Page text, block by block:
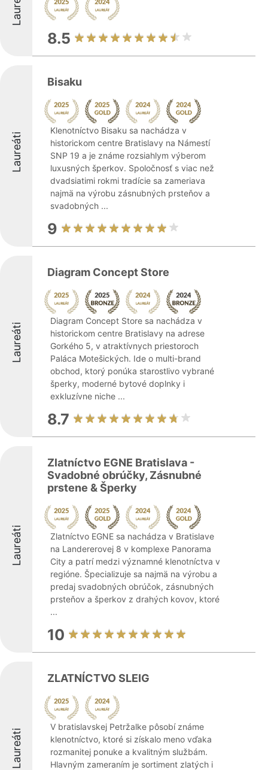
8.5
Laureáti
Bisaku
Klenotníctvo Bisaku sa nachádza v
historickom centre Bratislavy na Námestí
SNP 19 a je známe rozsiahlym výberom
luxusných šperkov. Spoločnosť s viac než
dvadsiatimi rokmi tradície sa zameriava
najmä na výrobu zásnubných prsteňov a
svadobných ...
9
Laureáti
Diagram Concept Store
Diagram Concept Store sa nachádza v
historickom centre Bratislavy na adrese
Gorkého 5, v atraktívnych priestoroch
Paláca Motešických. Ide o multi-brand
obchod, ktorý ponúka starostlivo vybrané
šperky, moderné bytové doplnky i
exkluzívne niche ...
8.7
Laureáti
Zlatníctvo EGNE Bratislava -
Svadobné obrúčky, Zásnubné
prstene & Šperky
Zlatníctvo EGNE sa nachádza v Bratislave
na Landererovej 8 v komplexe Panorama
City a patrí medzi významné klenotníctva v
regióne. Špecializuje sa najmä na výrobu a
predaj svadobných obrúčok, zásnubných
prsteňov a šperkov z drahých kovov, ktoré
...
10
Laureáti
ZLATNÍCTVO SLEIG
V bratislavskej Petržalke pôsobí známe
klenotníctvo, ktoré si získalo meno vďaka
rozmanitej ponuke a kvalitným službám.
Hlavným zameraním je sortiment zlatých i